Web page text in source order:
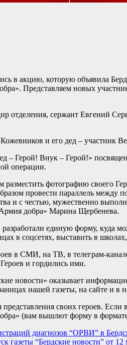
в акцию, которую объявила
Представляем новых
отделения, сержант Евгений
и его дед – участник
– Герой! Внук – Герой!»
операции.
разместить фотографию своего
провести параллель между
и с честью, мужественно
добра» Марина Щербенева.
единую форму, куда
в соцсетях, выставить в
в СМИ, на ТВ, в телеграм-
и гордились ими.
новости» оказывает
нашей газеты, на сайте и в
своих героев.
(вам вышлют форму в
диагнозов “ОРВИ” в
газеты “Бердские новости” от 12